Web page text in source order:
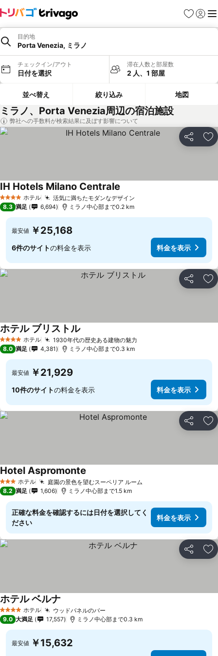
お気に入り
ログイ
メ
目的地
Porta Venezia, ミラノ
チェックイン/アウト
日付を選択
滞在人数と部屋数
2 人、1 部屋
並べ替え 絞り込み 地図
ミラノ、Porta Venezia周辺の宿泊施設
弊社への手数料が検索結果に及ぼす影響について
シェア お
4 ホテルのランク
ホテル 活気に満ちたモダンなデザイン
IH Hotels Milano Centrale
8.3 満足 6,694 ミラノ中心部まで0.2 km
最安値 ￥25,168
6件のサイトの料金を表示 料金を表示
シェア お
4 ホテルのランク
ホテル 1930年代の歴史ある建物の魅力
ホテル ブリストル
8.0 満足 4,381 ミラノ中心部まで0.3 km
最安値 ￥21,929
10件のサイトの料金を表示 料金を表示
シェア お
3 ホテルのランク
ホテル 庭園の景色を望むスーペリア ルーム
Hotel Aspromonte
8.2 満足 1,606 ミラノ中心部まで1.5 km
正確な料金を確認するには日付を選択してく
ださい
料金を表示
シェア お
4 ホテルのランク
ホテル ウッドパネルのバー
ホテル ベルナ
9.0 大満足 17,557 ミラノ中心部まで0.3 km
最安値 ￥15,632